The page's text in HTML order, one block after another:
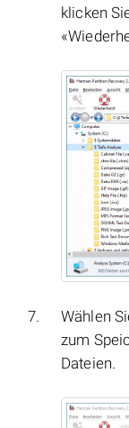
klicken
Wählen
zum
Dateien.